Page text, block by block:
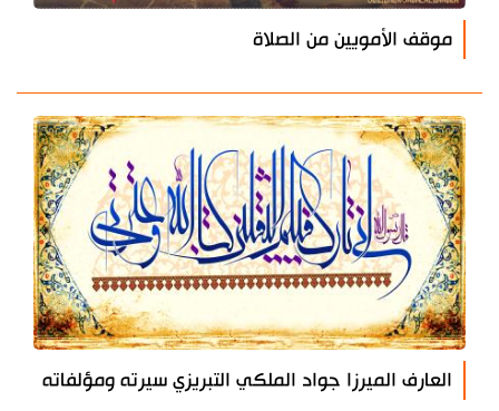
موقف الأمويين من الصلاة
العارف الميرزا جواد الملكي التبريزي سيرته ومؤلفاته